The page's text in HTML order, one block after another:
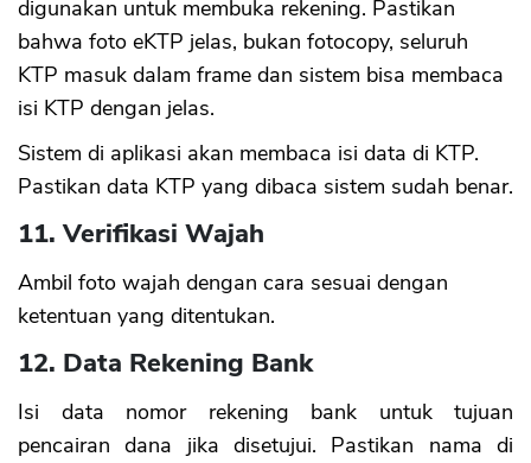
digunakan untuk membuka rekening. Pastikan
bahwa foto eKTP jelas, bukan fotocopy, seluruh
KTP masuk dalam frame dan sistem bisa membaca
isi KTP dengan jelas.
Sistem di aplikasi akan membaca isi data di KTP.
Pastikan data KTP yang dibaca sistem sudah benar.
11. Verifikasi Wajah
Ambil foto wajah dengan cara sesuai dengan
ketentuan yang ditentukan.
12. Data Rekening Bank
Isi data nomor rekening bank untuk tujuan
pencairan dana jika disetujui. Pastikan nama di